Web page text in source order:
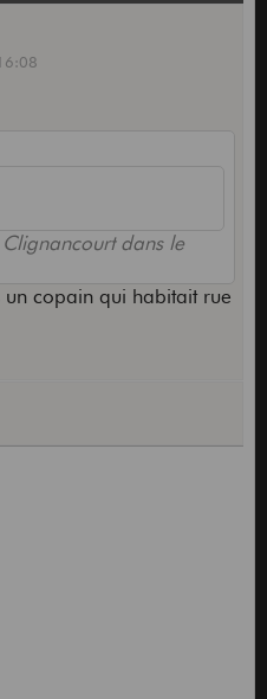
dans le
copain qui habitait rue